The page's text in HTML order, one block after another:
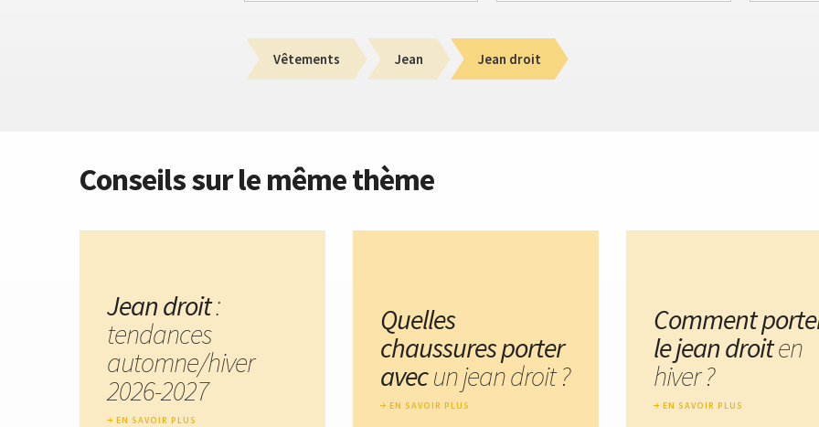
Vêtements Jean Jean droit
Conseils sur le même thème
Jean droit:
tendances
automne/hiver
2026-2027
EN SAVOIR PLUS
Quelles
chaussures porter
avecun jean droit ?
EN SAVOIR PLUS
Comment
le jean droiten
hiver ?
EN SAVOIR PLUS